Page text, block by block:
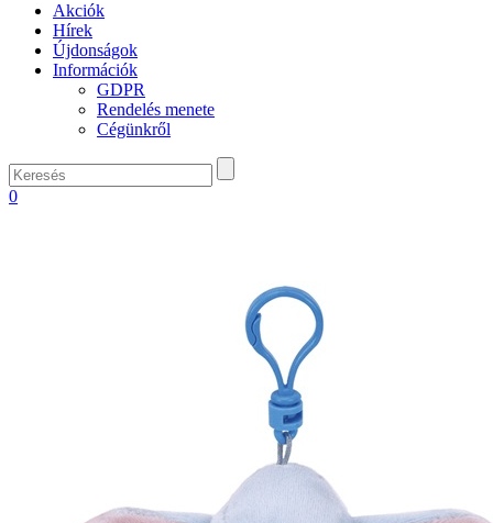
Akciók
Hírek
Újdonságok
Információk
GDPR
Rendelés menete
Cégünkről
0